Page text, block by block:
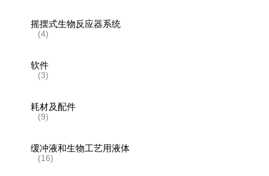
摇摆式生物反应器系统
(4)
软件
(3)
耗材及配件
(9)
缓冲液和生物工艺用液体
(16)